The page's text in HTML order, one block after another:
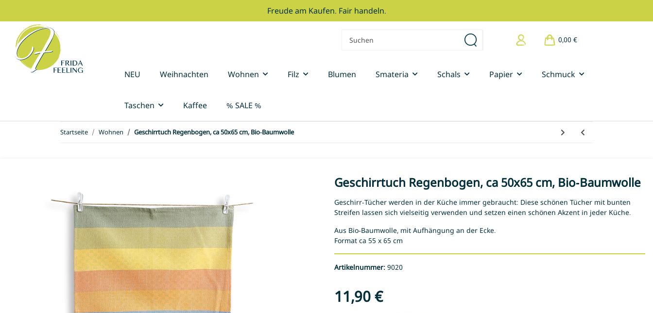
Freude am Kaufen. Fair handeln.
0,00 €
NEU Weihnachten Wohnen Filz Blumen Smateria Schals Papier Schmuck
Taschen Kaffee % SALE %
Startseite Wohnen Geschirrtuch Regenbogen, ca 50x65 cm, Bio-Baumwolle
Geschirrtuch Regenbogen, ca 50x65 cm, Bio-Baumwolle
Geschirr-Tücher werden in der Küche immer gebraucht: Diese schönen Tücher mit bunten
Streifen lassen sich vielseitig verwenden und setzen einen schönen Akzent in jeder Küche.
Aus Bio-Baumwolle, mit Aufhängung an der Ecke.
Format ca 55 x 65 cm
Artikelnummer: 9020
11,90 €